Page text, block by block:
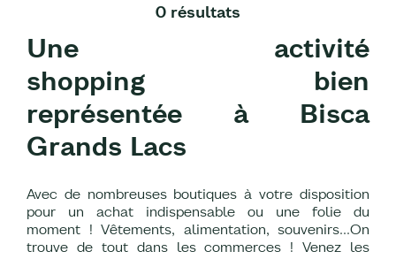
0 résultats
Une activité
shopping bien
représentée à Bisca
Grands Lacs
Avec de nombreuses boutiques à votre disposition
pour un achat indispensable ou une folie du
moment ! Vêtements, alimentation, souvenirs...On
trouve de tout dans les commerces ! Venez les